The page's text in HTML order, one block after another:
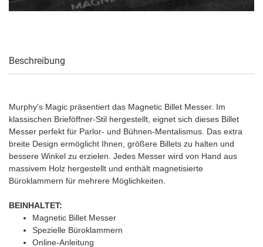
Beschreibung
Murphy's Magic präsentiert das Magnetic Billet Messer. Im
klassischen Brieföffner-Stil hergestellt, eignet sich dieses Billet
Messer perfekt für Parlor- und Bühnen-Mentalismus. Das extra
breite Design ermöglicht Ihnen, größere Billets zu halten und
bessere Winkel zu erzielen. Jedes Messer wird von Hand aus
massivem Holz hergestellt und enthält magnetisierte
Büroklammern für mehrere Möglichkeiten.
BEINHALTET:
Magnetic Billet Messer
Spezielle Büroklammern
Online-Anleitung